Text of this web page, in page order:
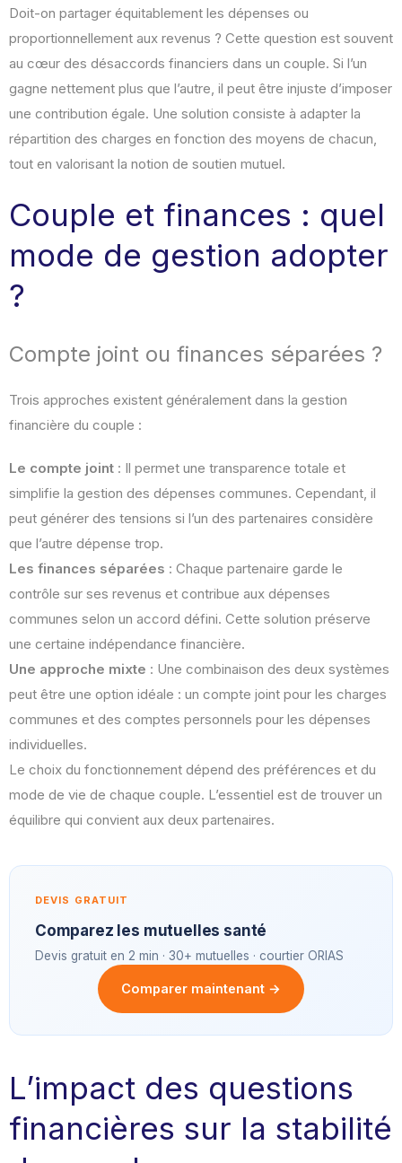
Doit-on partager équitablement les dépenses ou
proportionnellement aux revenus ? Cette question est souvent
au cœur des désaccords financiers dans un couple. Si l’un
gagne nettement plus que l’autre, il peut être injuste d’imposer
une contribution égale. Une solution consiste à adapter la
répartition des charges en fonction des moyens de chacun,
tout en valorisant la notion de soutien mutuel.
Couple et finances : quel
mode de gestion adopter
?
Compte joint ou finances séparées ?
Trois approches existent généralement dans la gestion
financière du couple :
Le compte joint : Il permet une transparence totale et
simplifie la gestion des dépenses communes. Cependant, il
peut générer des tensions si l’un des partenaires considère
que l’autre dépense trop.
Les finances séparées : Chaque partenaire garde le
contrôle sur ses revenus et contribue aux dépenses
communes selon un accord défini. Cette solution préserve
une certaine indépendance financière.
Une approche mixte : Une combinaison des deux systèmes
peut être une option idéale : un compte joint pour les charges
communes et des comptes personnels pour les dépenses
individuelles.
Le choix du fonctionnement dépend des préférences et du
mode de vie de chaque couple. L’essentiel est de trouver un
équilibre qui convient aux deux partenaires.
DEVIS GRATUIT
Comparez les mutuelles santé
Devis gratuit en 2 min · 30+ mutuelles · courtier ORIAS
Comparer maintenant →
L’impact des questions
financières sur la stabilité